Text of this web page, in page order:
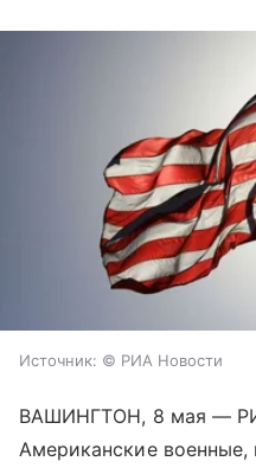
Источник: © РИА Новости
ВАШИНГТОН, 8 мая —
Американские